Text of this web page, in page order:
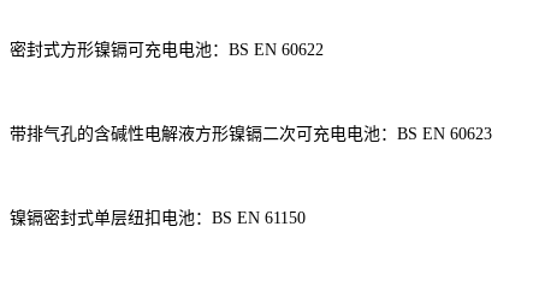
密封式方形镍镉可充电电池： BS EN 60622
带排气孔的含碱性电解液方形镍镉二次可充电电池： BS EN 60623
镍镉密封式单层纽扣电池： BS EN 61150